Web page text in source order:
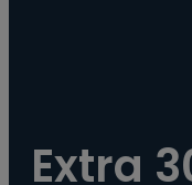
Extra